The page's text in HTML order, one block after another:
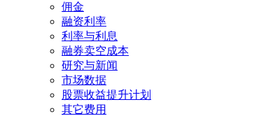
佣金
融资利率
利率与利息
融券卖空成本
研究与新闻
市场数据
股票收益提升计划
其它费用